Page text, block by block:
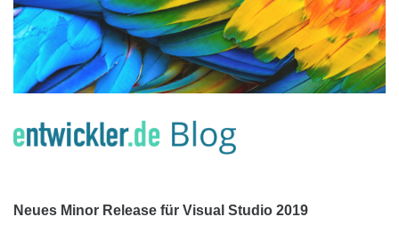
Neues Minor Release für Visual Studio 2019